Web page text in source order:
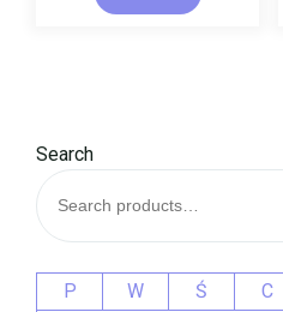
Search
P W Ś C